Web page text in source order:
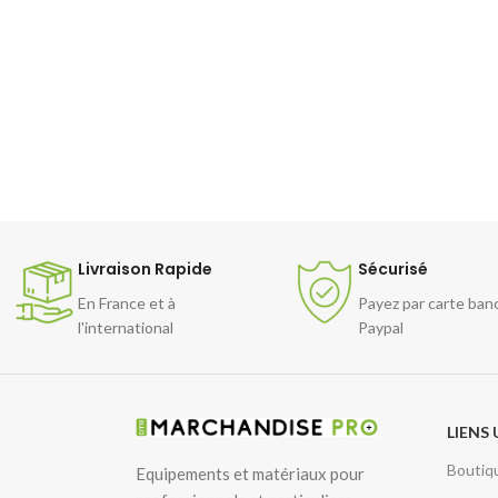
Livraison Rapide
En France et à
l'international
Sécurisé
Payez par carte
Paypal
Equipements et matériaux pour
LIENS